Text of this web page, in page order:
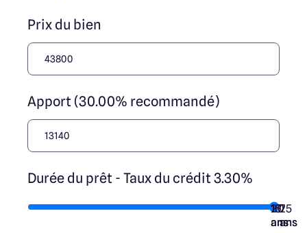
Prix du bien
Apport (30.00% recommandé)
Durée du prêt - Taux du crédit 3.30%
7
ans
10
ans
15
ans
20
ans
25
ans